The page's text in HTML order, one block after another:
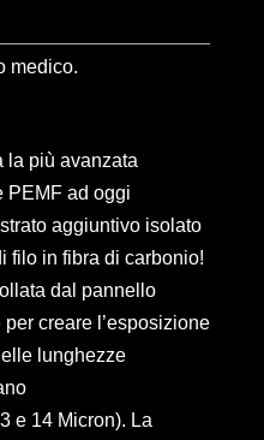
medico.
la più avanzata
PEMF ad oggi
aggiuntivo isolato
filo in fibra di carbonio!
dal pannello
creare l’esposizione
lunghezze
e 14 Micron). La